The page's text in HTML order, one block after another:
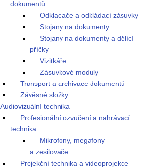
dokumentů
Odkladače a odkládací zásuvky
Stojany na dokumenty
Stojany na dokumenty a dělící
příčky
Vizitkáře
Zásuvkové moduly
Transport a archivace dokumentů
Závěsné složky
Audiovizuální technika
Profesionální ozvučení a nahrávací
technika
Mikrofony, megafony
a zesilovače
Projekční technika a videoprojekce